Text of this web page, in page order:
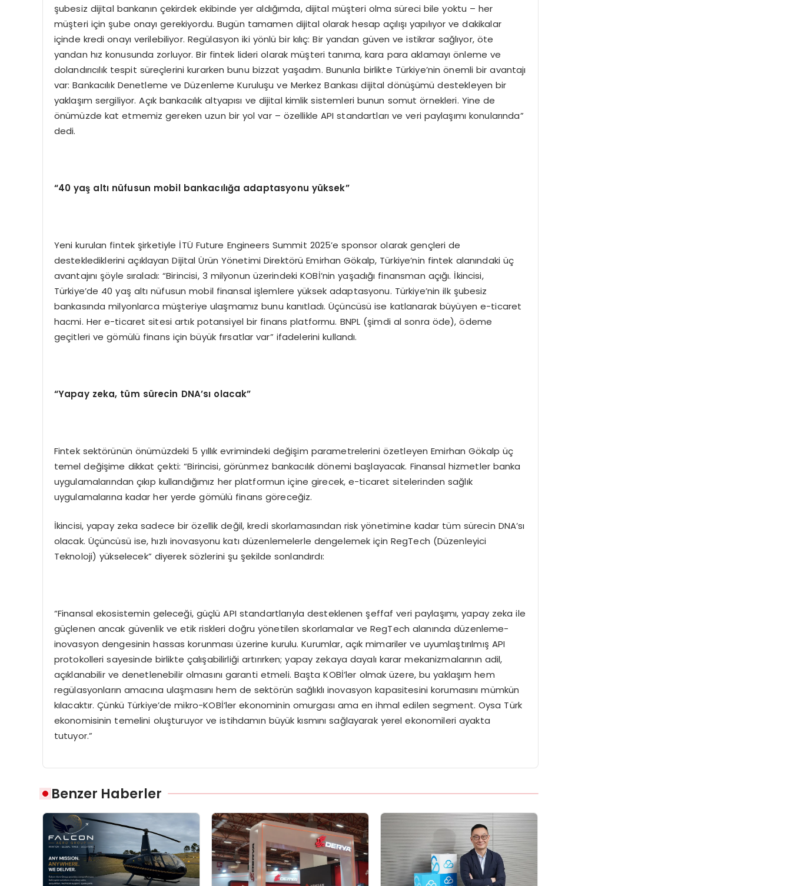
şubesiz dijital bankanın çekirdek ekibinde yer aldığımda, dijital müşteri olma süreci bile yoktu – her
müşteri için şube onayı gerekiyordu. Bugün tamamen dijital olarak hesap açılışı yapılıyor ve dakikalar
içinde kredi onayı verilebiliyor. Regülasyon iki yönlü bir kılıç: Bir yandan güven ve istikrar sağlıyor, öte
yandan hız konusunda zorluyor. Bir fintek lideri olarak müşteri tanıma, kara para aklamayı önleme ve
dolandırıcılık tespit süreçlerini kurarken bunu bizzat yaşadım. Bununla birlikte Türkiye’nin önemli bir avantajı
var: Bankacılık Denetleme ve Düzenleme Kuruluşu ve Merkez Bankası dijital dönüşümü destekleyen bir
yaklaşım sergiliyor. Açık bankacılık altyapısı ve dijital kimlik sistemleri bunun somut örnekleri. Yine de
önümüzde kat etmemiz gereken uzun bir yol var – özellikle API standartları ve veri paylaşımı konularında”
dedi.
“40 yaş altı nüfusun mobil bankacılığa adaptasyonu yüksek”
Yeni kurulan fintek şirketiyle İTÜ Future Engineers Summit 2025’e sponsor olarak gençleri de
desteklediklerini açıklayan Dijital Ürün Yönetimi Direktörü Emirhan Gökalp, Türkiye’nin fintek alanındaki üç
avantajını şöyle sıraladı: “Birincisi, 3 milyonun üzerindeki KOBİ’nin yaşadığı finansman açığı. İkincisi,
Türkiye’de 40 yaş altı nüfusun mobil finansal işlemlere yüksek adaptasyonu. Türkiye’nin ilk şubesiz
bankasında milyonlarca müşteriye ulaşmamız bunu kanıtladı. Üçüncüsü ise katlanarak büyüyen e-ticaret
hacmi. Her e-ticaret sitesi artık potansiyel bir finans platformu. BNPL (şimdi al sonra öde), ödeme
geçitleri ve gömülü finans için büyük fırsatlar var” ifadelerini kullandı.
“Yapay zeka, tüm sürecin DNA’sı olacak”
Fintek sektörünün önümüzdeki 5 yıllık evrimindeki değişim parametrelerini özetleyen Emirhan Gökalp üç
temel değişime dikkat çekti: “Birincisi, görünmez bankacılık dönemi başlayacak. Finansal hizmetler banka
uygulamalarından çıkıp kullandığımız her platformun içine girecek, e-ticaret sitelerinden sağlık
uygulamalarına kadar her yerde gömülü finans göreceğiz.
İkincisi, yapay zeka sadece bir özellik değil, kredi skorlamasından risk yönetimine kadar tüm sürecin DNA’sı
olacak. Üçüncüsü ise, hızlı inovasyonu katı düzenlemelerle dengelemek için RegTech (Düzenleyici
Teknoloji) yükselecek” diyerek sözlerini şu şekilde sonlandırdı:
“Finansal ekosistemin geleceği, güçlü API standartlarıyla desteklenen şeffaf veri paylaşımı, yapay zeka ile
güçlenen ancak güvenlik ve etik riskleri doğru yönetilen skorlamalar ve RegTech alanında düzenleme-
inovasyon dengesinin hassas korunması üzerine kurulu. Kurumlar, açık mimariler ve uyumlaştırılmış API
protokolleri sayesinde birlikte çalışabilirliği artırırken; yapay zekaya dayalı karar mekanizmalarının adil,
açıklanabilir ve denetlenebilir olmasını garanti etmeli. Başta KOBİ’ler olmak üzere, bu yaklaşım hem
regülasyonların amacına ulaşmasını hem de sektörün sağlıklı inovasyon kapasitesini korumasını mümkün
kılacaktır. Çünkü Türkiye’de mikro-KOBİ’ler ekonominin omurgası ama en ihmal edilen segment. Oysa Türk
ekonomisinin temelini oluşturuyor ve istihdamın büyük kısmını sağlayarak yerel ekonomileri ayakta
tutuyor.”
Benzer Haberler